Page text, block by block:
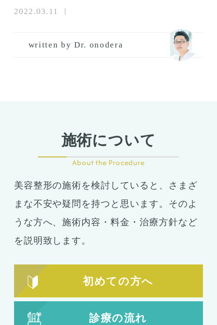
2022.03.11
written by Dr. onodera
施術について
About the Procedure
美容整形の施術を検討していると、さまざ
まな不安や疑問を持つと思います。そのよ
うな方へ、施術内容・料金・治療方針など
を説明致します。
初めての方へ
診療の流れ